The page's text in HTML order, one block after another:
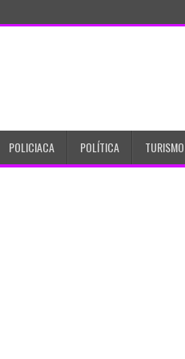
POLICIACA POLÍTICA TURISMO